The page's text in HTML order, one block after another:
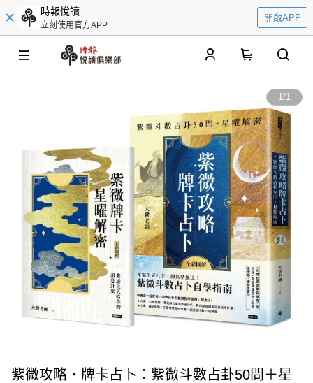
時報悅讀
立刻使用官方APP
開啟APP
1/1
紫微攻略‧牌卡占卜：紫微斗數占卦50問＋星